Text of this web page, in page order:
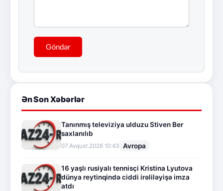
Göndər
Ən Son Xəbərlər
Tanınmış televiziya ulduzu Stiven Ber
saxlanılıb
07.Avqust.2026 10:43 Avropa
16 yaşlı rusiyalı tennisçi Kristina Lyutova
dünya reytinqində ciddi irəliləyişə imza
atdı